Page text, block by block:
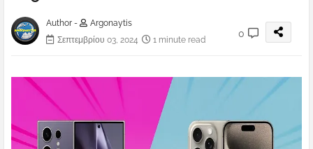
Author -
Argonaytis
Σεπτεμβρίου 03, 2024
1 minute read
0